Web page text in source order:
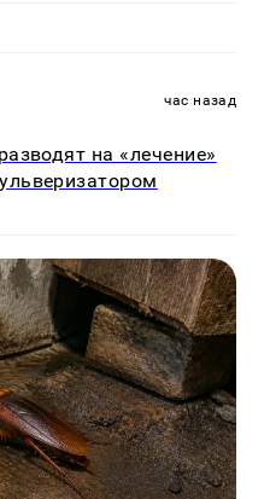
час назад
на «лечение»